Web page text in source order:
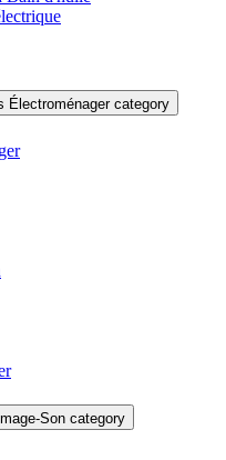
Électroménager category
Son category